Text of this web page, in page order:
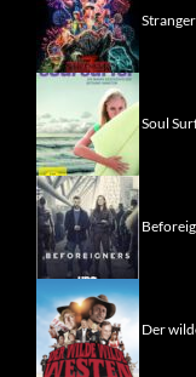
Stranger
Soul
Der